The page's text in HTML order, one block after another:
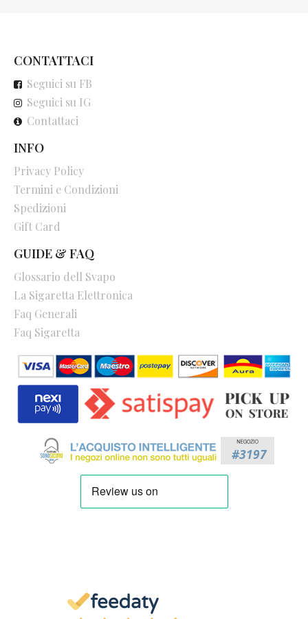
CONTATTACI
Seguici su FB
Seguici su IG
Contattaci
INFO
Privacy Policy
Termini e Condizioni
Spedizioni
Gift Card
GUIDE & FAQ
Glossario dell Svapo
La Sigaretta Elettronica
Faq Generali
Faq Sigaretta